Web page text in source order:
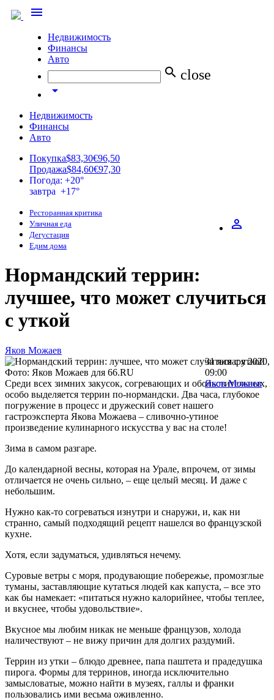
menu
Недвижимость
Финансы
Авто
search close
arrow_drop_down
Недвижимость
Финансы
Авто
Покупка$83,30€96,50
Продажа$84,60€97,30
Погода: +20°
завтра +17°
perm_identity
Ресторанная критика
Уличная еда
Дегустация
Едим дома
Нормандский террин:
лучшее, что может случиться
с уткой
Яков Можаев
31 января 2020,
09:00
Яков Можаев
Фото: Яков Можаев для 66.RU
Среди всех зимних закусок, согревающих и обольстительных,
особо выделяется террин по-нормандски. Два часа, глубокое
погружение в процесс и дружеский совет нашего
гастроэксперта Якова Можаева – сливочно-утиное
произведение кулинарного искусства у вас на столе!
Зима в самом разгаре.
До календарной весны, которая на Урале, впрочем, от зимы
отличается не очень сильно, – еще целый месяц. И даже с
небольшим.
Нужно как-то согреваться изнутри и снаружи, и, как ни
странно, самый подходящий рецепт нашелся во французской
кухне.
Хотя, если задуматься, удивляться нечему.
Суровые ветры с моря, продувающие побережье, промозглые
туманы, заставляющие кутаться людей как капуста, – все это
как бы намекает: «питаться нужно калорийнее, чтобы теплее,
и вкуснее, чтобы удовольствие».
Вкусное мы любим никак не меньше французов, холода
наличествуют – не вижу причин для долгих раздумий.
Террин из утки – блюдо древнее, папа паштета и прадедушка
пирога. Формы для терринов, иногда исключительно
замысловатые, можно найти в музеях, галлы и франки
пользовались ими весьма оживленно.